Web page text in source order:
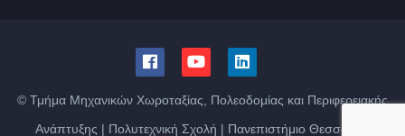
© Τμήμα Μηχανικών Χωροταξίας, Πολεοδομίας και Περιφερειακής
Ανάπτυξης | Πολυτεχνική Σχολή | Πανεπιστήμιο Θεσσαλίας